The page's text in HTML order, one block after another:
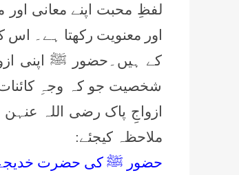
لفظِ محبت اپنے معانی
اور معنویت رکھتا ہے۔
کے ہیں۔حضور ﷺ اپنی
ازواجِ پاک رضی اللہ
ملاحظہ کیجئے:
حضور ﷺ کی حضرت خدیجۃ